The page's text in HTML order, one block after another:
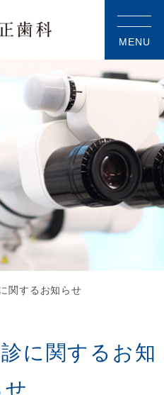
関するお知らせ
に関するお知
せ
MENU